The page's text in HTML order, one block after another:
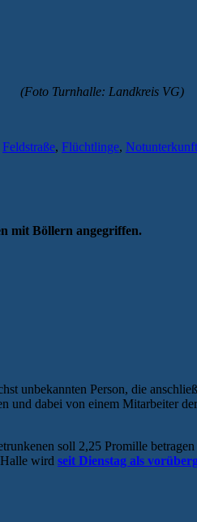
(Foto Turnhalle: Landkreis VG)
Feldstraße, Flüchtlinge, Notunterkunft
mit Böllern angegriffen.
unbekannten Person, die
und dabei von einem Mitarbeiter
soll 2,25 Promille
wird seit Dienstag als